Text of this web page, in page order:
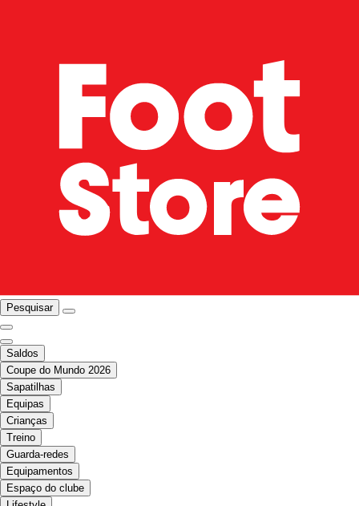
Pesquisar
Saldos
Coupe do Mundo 2026
Sapatilhas
Equipas
Crianças
Treino
Guarda-redes
Equipamentos
Espaço do clube